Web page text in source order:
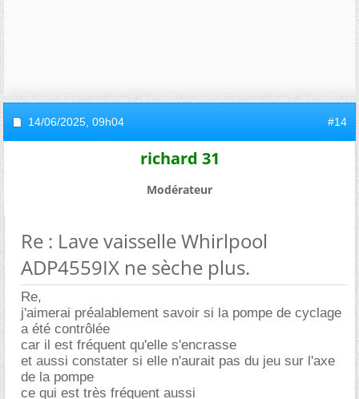
14/06/2025, 09h04 #14
richard 31
Modérateur
Re : Lave vaisselle Whirlpool
ADP4559IX ne sèche plus.
Re,
j'aimerai préalablement savoir si la pompe de cyclage
a été contrôlée
car il est fréquent qu'elle s'encrasse
et aussi constater si elle n'aurait pas du jeu sur l'axe
de la pompe
ce qui est très fréquent aussi